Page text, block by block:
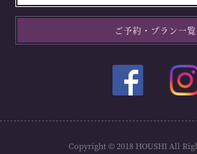
ご予約・プラン一覧
Copyright © 2018 HOUSHI All